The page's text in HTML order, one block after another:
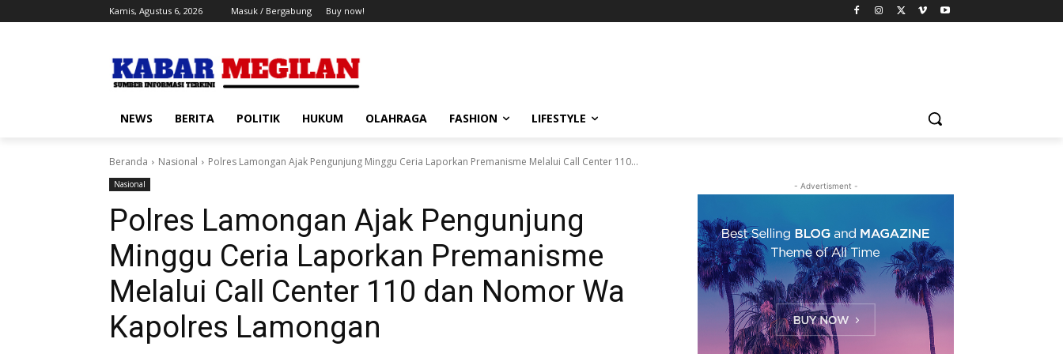
Kamis, Agustus 6, 2026 Masuk / Bergabung Buy now!
NEWS BERITA POLITIK HUKUM OLAHRAGA FASHION LIFESTYLE
Beranda Nasional Polres Lamongan Ajak Pengunjung Minggu Ceria Laporkan Premanisme Melalui Call Center 110...
Nasional
Polres Lamongan Ajak Pengunjung
Minggu Ceria Laporkan Premanisme
Melalui Call Center 110 dan Nomor Wa
Kapolres Lamongan
- Advertisment -